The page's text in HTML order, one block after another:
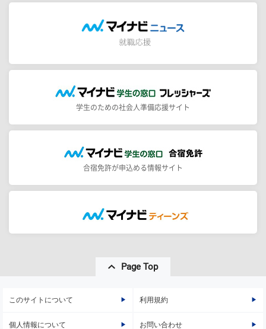
学生のための社会人準備応援サイト
合宿免許が申込める情報サイト
Page Top
このサイトについて 利用規約
個人情報について お問い合わせ